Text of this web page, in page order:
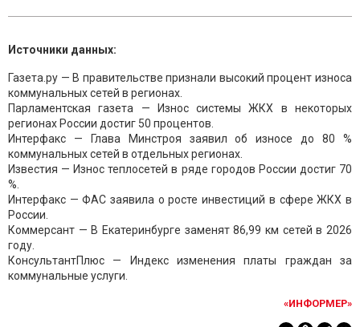
Источники данных:
Газета.ру — В правительстве признали высокий процент износа
коммунальных сетей в регионах.
Парламентская газета — Износ системы ЖКХ в некоторых
регионах России достиг 50 процентов.
Интерфакс — Глава Минстроя заявил об износе до 80 %
коммунальных сетей в отдельных регионах.
Известия — Износ теплосетей в ряде городов России достиг 70
%.
Интерфакс — ФАС заявила о росте инвестиций в сфере ЖКХ в
России.
Коммерсант — В Екатеринбурге заменят 86,99 км сетей в 2026
году.
КонсультантПлюс — Индекс изменения платы граждан за
коммунальные услуги.
«ИНФОРМЕР»